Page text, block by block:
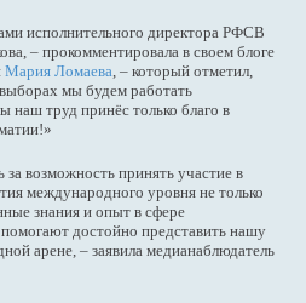
исполнительного директора РФСВ
– прокомментировала в своем блоге
Мария Ломаева, – который отметил,
мы будем работать
наш труд принёс только благо в
возможность принять участие в
международного уровня не только
знания и опыт в сфере
достойно представить нашу
арене, – заявила медианаблюдатель